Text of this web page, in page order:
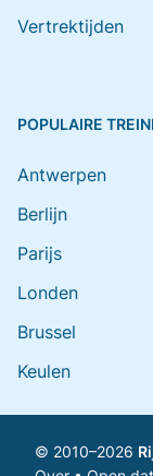
Vertrektijden
POPULAIRE
Antwerpen
Berlijn
Parijs
Londen
Brussel
Keulen
© 2010–2026